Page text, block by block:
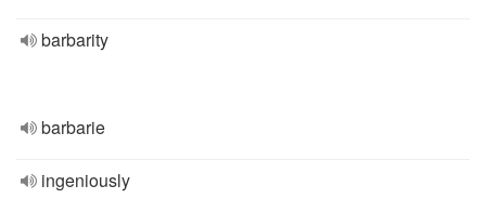
barbarity
barbarie
ingeniously